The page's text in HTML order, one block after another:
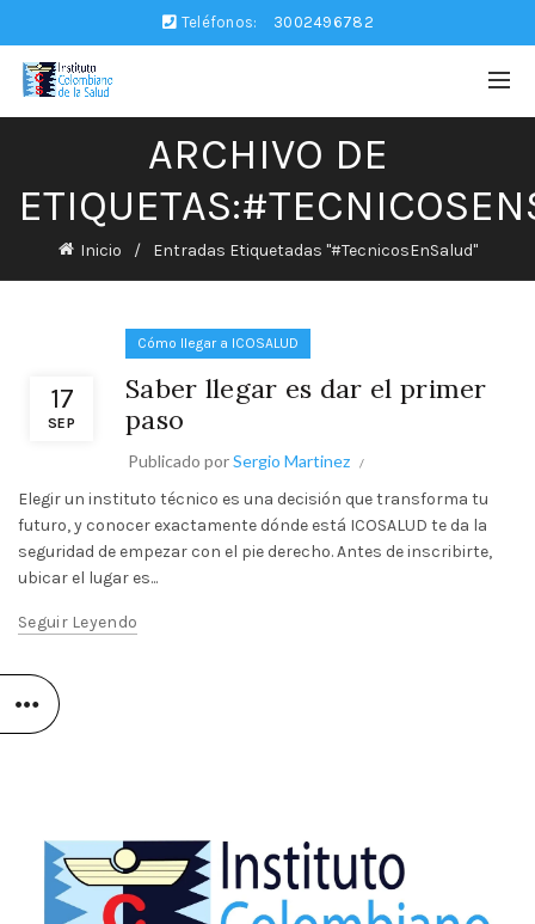
Teléfonos: 3002496782
ARCHIVO DE
Inicio Entradas Etiquetadas "#TecnicosEnSalud"
17
SEP
Cómo llegar a ICOSALUD
Saber llegar es dar el primer
paso
Publicado porSergio Martinez
Elegir un instituto técnico es una decisión que transforma tu
futuro, y conocer exactamente dónde está ICOSALUD te da la
seguridad de empezar con el pie derecho. Antes de inscribirte,
ubicar el lugar es...
Seguir Leyendo